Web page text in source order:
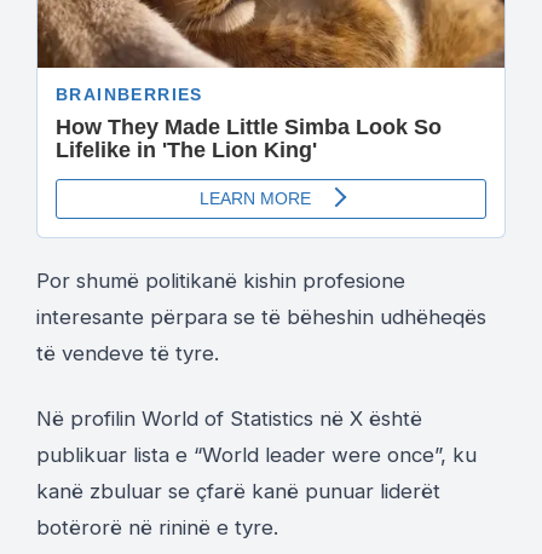
Por shumë politikanë kishin profesione
interesante përpara se të bëheshin udhëheqës
të vendeve të tyre.
Në profilin World of Statistics në X është
publikuar lista e “World leader were once”, ku
kanë zbuluar se çfarë kanë punuar liderët
botërorë në rininë e tyre.